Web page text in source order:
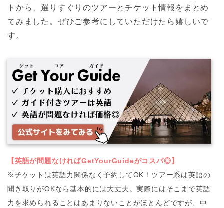
トから、選りすぐりのツアーとチケット情報をまとめ
てみました。ぜひご参考にしていただけたら嬉しいで
す。
【英語が問題なければGetYourGuideがコスパ◎】
※チケットは英語力関係なく予約してOK！ツアー系は英語の
聞き取りがOKなら基本的には大丈夫。実際にはそこまで英語
力を求められることはあまりないことがほとんどですが、中